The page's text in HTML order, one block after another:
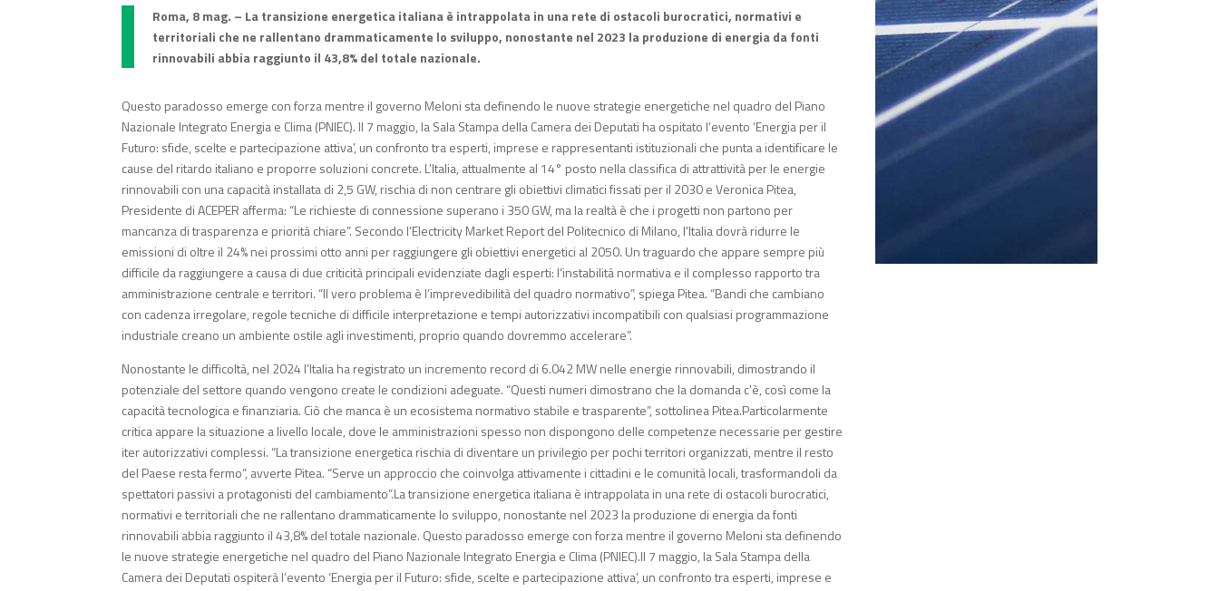
Roma, 8 mag. – La transizione energetica italiana è intrappolata in una rete di ostacoli burocratici, normativi e
territoriali che ne rallentano drammaticamente lo sviluppo, nonostante nel 2023 la produzione di energia da fonti
rinnovabili abbia raggiunto il 43,8% del totale nazionale.
Questo paradosso emerge con forza mentre il governo Meloni sta definendo le nuove strategie energetiche nel quadro del Piano
Nazionale Integrato Energia e Clima (PNIEC). Il 7 maggio, la Sala Stampa della Camera dei Deputati ha ospitato l’evento ‘Energia per il
Futuro: sfide, scelte e partecipazione attiva’, un confronto tra esperti, imprese e rappresentanti istituzionali che punta a identificare le
cause del ritardo italiano e proporre soluzioni concrete. L’Italia, attualmente al 14° posto nella classifica di attrattività per le energie
rinnovabili con una capacità installata di 2,5 GW, rischia di non centrare gli obiettivi climatici fissati per il 2030 e Veronica Pitea,
Presidente di ACEPER afferma: “Le richieste di connessione superano i 350 GW, ma la realtà è che i progetti non partono per
mancanza di trasparenza e priorità chiare”. Secondo l’Electricity Market Report del Politecnico di Milano, l’Italia dovrà ridurre le
emissioni di oltre il 24% nei prossimi otto anni per raggiungere gli obiettivi energetici al 2050. Un traguardo che appare sempre più
difficile da raggiungere a causa di due criticità principali evidenziate dagli esperti: l’instabilità normativa e il complesso rapporto tra
amministrazione centrale e territori. “Il vero problema è l’imprevedibilità del quadro normativo”, spiega Pitea. “Bandi che cambiano
con cadenza irregolare, regole tecniche di difficile interpretazione e tempi autorizzativi incompatibili con qualsiasi programmazione
industriale creano un ambiente ostile agli investimenti, proprio quando dovremmo accelerare”.
Nonostante le difficoltà, nel 2024 l’Italia ha registrato un incremento record di 6.042 MW nelle energie rinnovabili, dimostrando il
potenziale del settore quando vengono create le condizioni adeguate. “Questi numeri dimostrano che la domanda c’è, così come la
capacità tecnologica e finanziaria. Ciò che manca è un ecosistema normativo stabile e trasparente”, sottolinea Pitea.Particolarmente
critica appare la situazione a livello locale, dove le amministrazioni spesso non dispongono delle competenze necessarie per gestire
iter autorizzativi complessi. “La transizione energetica rischia di diventare un privilegio per pochi territori organizzati, mentre il resto
del Paese resta fermo”, avverte Pitea. “Serve un approccio che coinvolga attivamente i cittadini e le comunità locali, trasformandoli da
spettatori passivi a protagonisti del cambiamento”.La transizione energetica italiana è intrappolata in una rete di ostacoli burocratici,
normativi e territoriali che ne rallentano drammaticamente lo sviluppo, nonostante nel 2023 la produzione di energia da fonti
rinnovabili abbia raggiunto il 43,8% del totale nazionale. Questo paradosso emerge con forza mentre il governo Meloni sta definendo
le nuove strategie energetiche nel quadro del Piano Nazionale Integrato Energia e Clima (PNIEC).Il 7 maggio, la Sala Stampa della
Camera dei Deputati ospiterà l’evento ‘Energia per il Futuro: sfide, scelte e partecipazione attiva’, un confronto tra esperti, imprese e